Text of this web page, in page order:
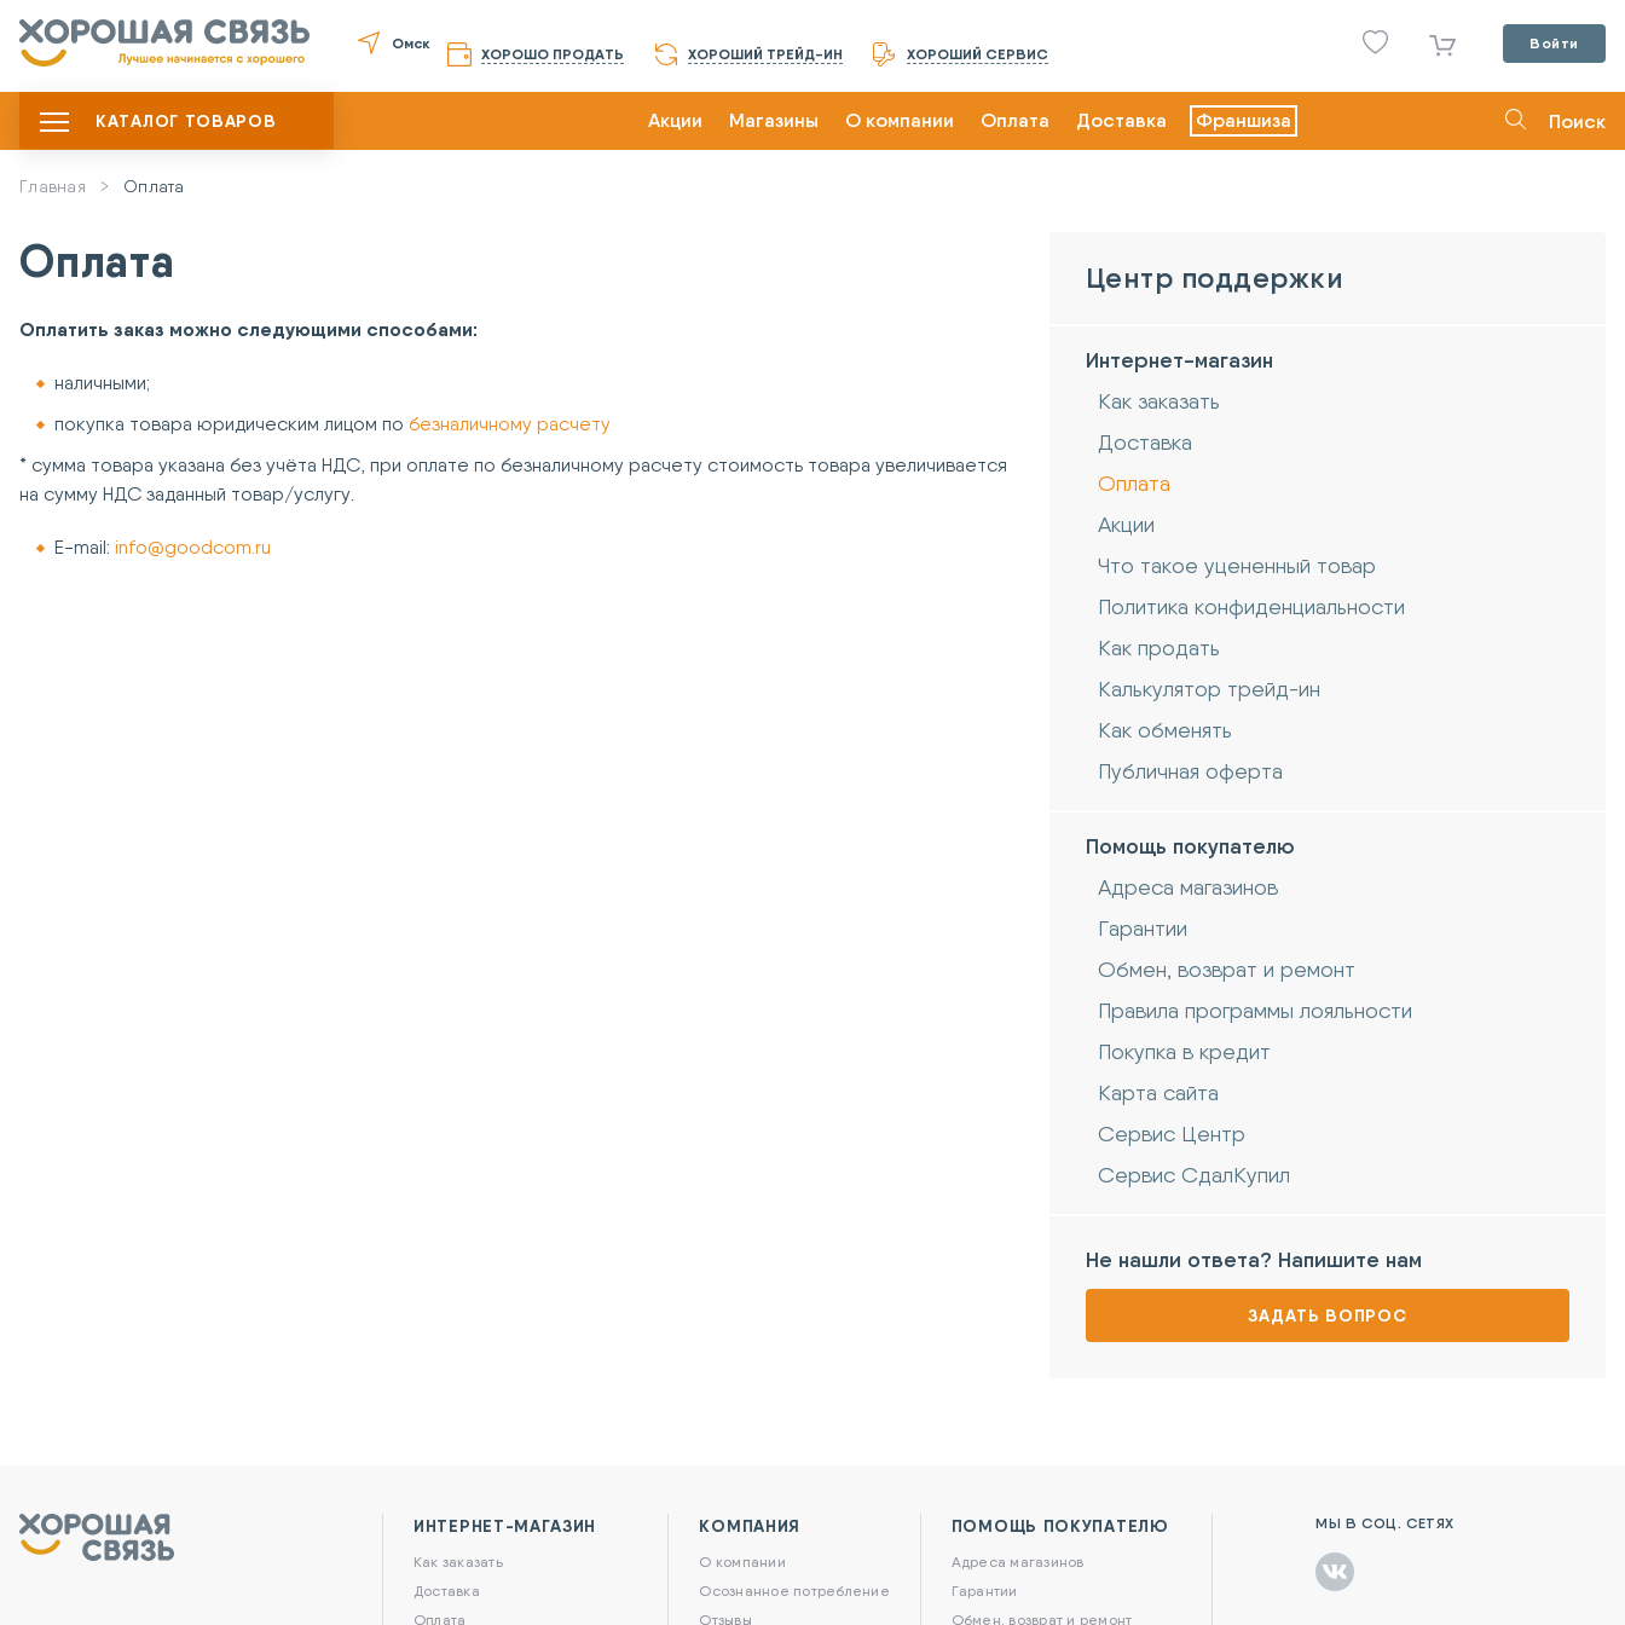
Омск
ХОРОШО ПРОДАТЬ ХОРОШИЙ ТРЕЙД-ИН ХОРОШИЙ СЕРВИС
Войти
КАТАЛОГ ТОВАРОВ Акции Магазины О компании Оплата Доставка Франшиза Поиск
Главная Оплата
Оплата
Оплатить заказ можно следующими способами:
наличными;
покупка товара юридическим лицом по безналичному расчету
* сумма товара указана без учёта НДС, при оплате по безналичному расчету стоимость товара увеличивается
на сумму НДС заданный товар/услугу.
E-mail: info@goodcom.ru
Центр поддержки
Интернет-магазин
Как заказать
Доставка
Оплата
Акции
Что такое уцененный товар
Политика конфиденциальности
Как продать
Калькулятор трейд-ин
Как обменять
Публичная оферта
Помощь покупателю
Адреса магазинов
Гарантии
Обмен, возврат и ремонт
Правила программы лояльности
Покупка в кредит
Карта сайта
Сервис Центр
Сервис СдалКупил
Не нашли ответа? Напишите нам
ЗАДАТЬ ВОПРОС
ИНТЕРНЕТ-МАГАЗИН
Как заказать
Доставка
Оплата
КОМПАНИЯ
О компании
Осознанное потребление
Отзывы
ПОМОЩЬ ПОКУПАТЕЛЮ
Адреса магазинов
Гарантии
Обмен, возврат и ремонт
МЫ В СОЦ. СЕТЯХ